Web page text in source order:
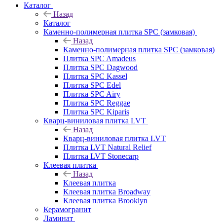
Каталог
Назад
Каталог
Каменно-полимерная плитка SPC (замковая)
Назад
Каменно-полимерная плитка SPC (замковая)
Плитка SPC Amadeus
Плитка SPC Dagwood
Плитка SPC Kassel
Плитка SPC Edel
Плитка SPC Airy
Плитка SPC Reggae
Плитка SPC Kiparis
Кварц-виниловая плитка LVT
Назад
Кварц-виниловая плитка LVT
Плитка LVT Natural Relief
Плитка LVT Stonecarp
Клеевая плитка
Назад
Клеевая плитка
Клеевая плитка Broadway
Клеевая плитка Brooklyn
Керамогранит
Ламинат